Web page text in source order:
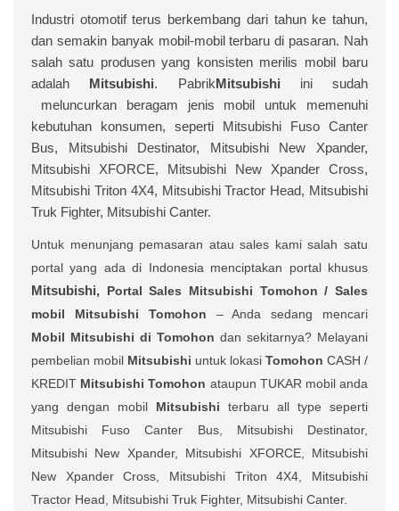
ndustri otomotif terus berkembang dari tahun ke tahun,
dan semakin banyak mobil-mobil terbaru di pasaran. Nah
salah satu produsen yang konsisten merilis mobil baru
adalah
Mitsubishi. Pabrik Mitsubishi ini sudah
meluncurkan beragam jenis mobil untuk memenuhi
kebutuhan konsumen, seperti Mitsubishi Fuso Canter
Bus, Mitsubishi Destinator, Mitsubishi New Xpander,
Mitsubishi XFORCE, Mitsubishi New Xpander Cross,
Mitsubishi Triton 4X4, Mitsubishi Tractor Head, Mitsubishi
Truk Fighter, Mitsubishi Canter.
Untuk menunjang pemasaran atau sales kami salah satu
portal yang ada di Indonesia menciptakan portal khusus
Mitsubishi, Portal Sales Mitsubishi Tomohon /Sales
mobil Mitsubishi Tomohon
– Anda sedang mencari
Mobil Mitsubishi di Tomohon dan sekitarnya? Melayani
pembelian mobil Mitsubishi untuk lokasi Tomohon CASH /
KREDIT Mitsubishi Tomohon ataupun TUKAR mobil anda
yang dengan mobil Mitsubishi terbaru all type seperti
Mitsubishi Fuso Canter Bus, Mitsubishi Destinator,
Mitsubishi New Xpander, Mitsubishi XFORCE, Mitsubishi
New Xpander Cross, Mitsubishi Triton 4X4, Mitsubishi
Tractor Head, Mitsubishi Truk Fighter, Mitsubishi Canter.